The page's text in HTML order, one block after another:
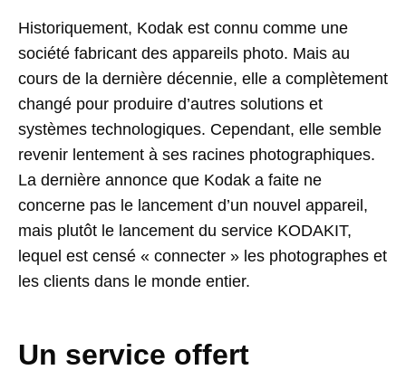
Historiquement, Kodak est connu comme une
société fabricant des appareils photo. Mais au
cours de la dernière décennie, elle a complètement
changé pour produire d’autres solutions et
systèmes technologiques. Cependant, elle semble
revenir lentement à ses racines photographiques.
La dernière annonce que Kodak a faite ne
concerne pas le lancement d’un nouvel appareil,
mais plutôt le lancement du service KODAKIT,
lequel est censé « connecter » les photographes et
les clients dans le monde entier.
Un service offert